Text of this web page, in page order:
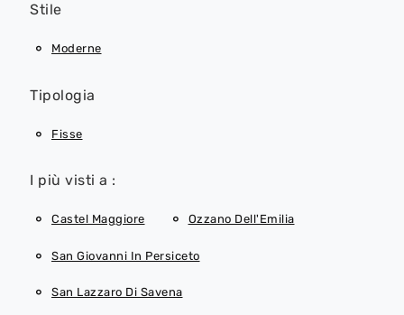
Stile
Moderne
Tipologia
Fisse
I più visti a :
Castel Maggiore Ozzano Dell'Emilia
San Giovanni In Persiceto
San Lazzaro Di Savena